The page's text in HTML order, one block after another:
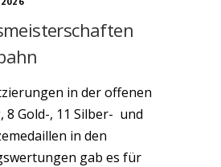
in der offenen
8 Gold-, 11 Silber- und
in den
gab es für